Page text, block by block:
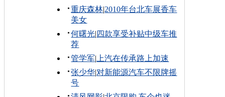
重庆森林|2010年台北车展香车
美女
何曙光| 四款享受补贴中级车推
荐
管学军| 上汽在传承路上加速
张少华|对新能源汽车不限牌摇
号